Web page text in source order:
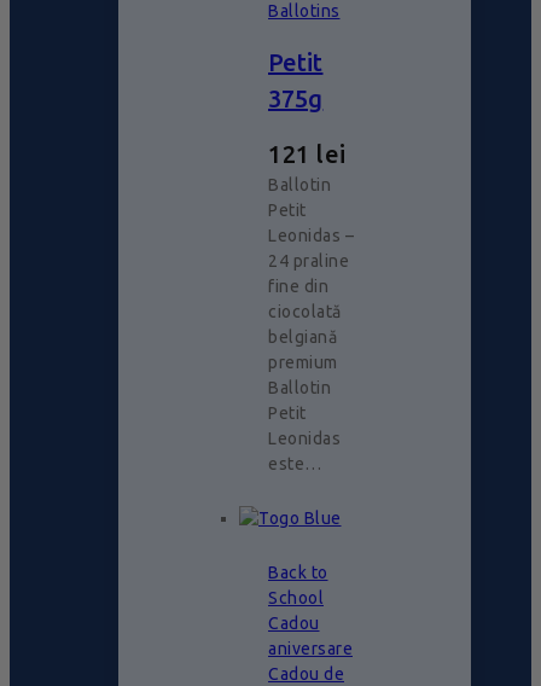
Ballotins
Petit
375g
121 lei
Ballotin
Petit
Leonidas –
24 praline
fine din
ciocolată
belgiană
premium
Ballotin
Petit
Leonidas
este…
Back to
School
Cadou
aniversare
Cadou de